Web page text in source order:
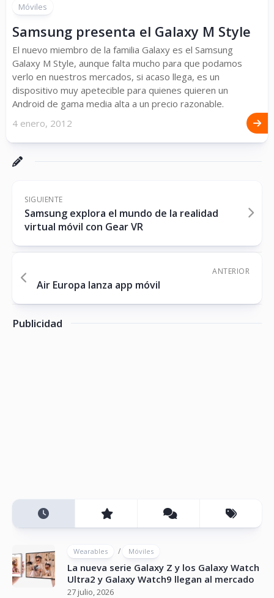
Móviles
Samsung presenta el Galaxy M Style
El nuevo miembro de la familia Galaxy es el Samsung
Galaxy M Style, aunque falta mucho para que podamos
verlo en nuestros mercados, si acaso llega, es un
dispositivo muy apetecible para quienes quieren un
Android de gama media alta a un precio razonable.
4 enero, 2012
SIGUIENTE
Samsung explora el mundo de la realidad
virtual móvil con Gear VR
ANTERIOR
Air Europa lanza app móvil
Publicidad
Wearables / Móviles
La nueva serie Galaxy Z y los Galaxy Watch
Ultra2 y Galaxy Watch9 llegan al mercado
27 julio, 2026